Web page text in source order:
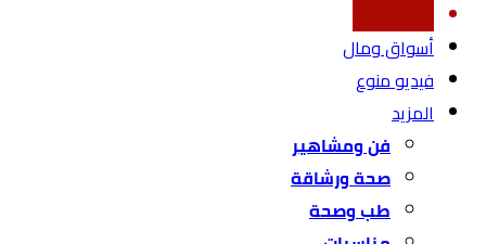
أسواق ومال
فيديو منوع
المزيد
فن ومشاهير
صحة ورشاقة
طب وصحة